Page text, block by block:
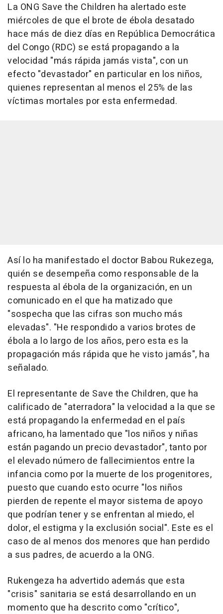
La ONG Save the Children ha alertado este
miércoles de que el brote de ébola desatado
hace más de diez días en República Democrática
del Congo (RDC) se está propagando a la
velocidad "más rápida jamás vista", con un
efecto "devastador" en particular en los niños,
quienes representan al menos el 25% de las
víctimas mortales por esta enfermedad.
Así lo ha manifestado el doctor Babou Rukezega,
quién se desempeña como responsable de la
respuesta al ébola de la organización, en un
comunicado en el que ha matizado que
"sospecha que las cifras son mucho más
elevadas". "He respondido a varios brotes de
ébola a lo largo de los años, pero esta es la
propagación más rápida que he visto jamás", ha
señalado.
El representante de Save the Children, que ha
calificado de "aterradora" la velocidad a la que se
está propagando la enfermedad en el país
africano, ha lamentado que "los niños y niñas
están pagando un precio devastador", tanto por
el elevado número de fallecimientos entre la
infancia como por la muerte de los progenitores,
puesto que cuando esto ocurre "los niños
pierden de repente el mayor sistema de apoyo
que podrían tener y se enfrentan al miedo, el
dolor, el estigma y la exclusión social". Este es el
caso de al menos dos menores que han perdido
a sus padres, de acuerdo a la ONG.
Rukengeza ha advertido además que esta
"crisis" sanitaria se está desarrollando en un
momento que ha descrito como "crítico",